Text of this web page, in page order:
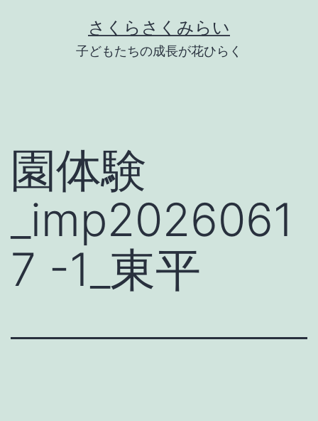
さくらさくみらい
子どもたちの成長が花ひらく
園体験
_imp2026061
7 -1_東平